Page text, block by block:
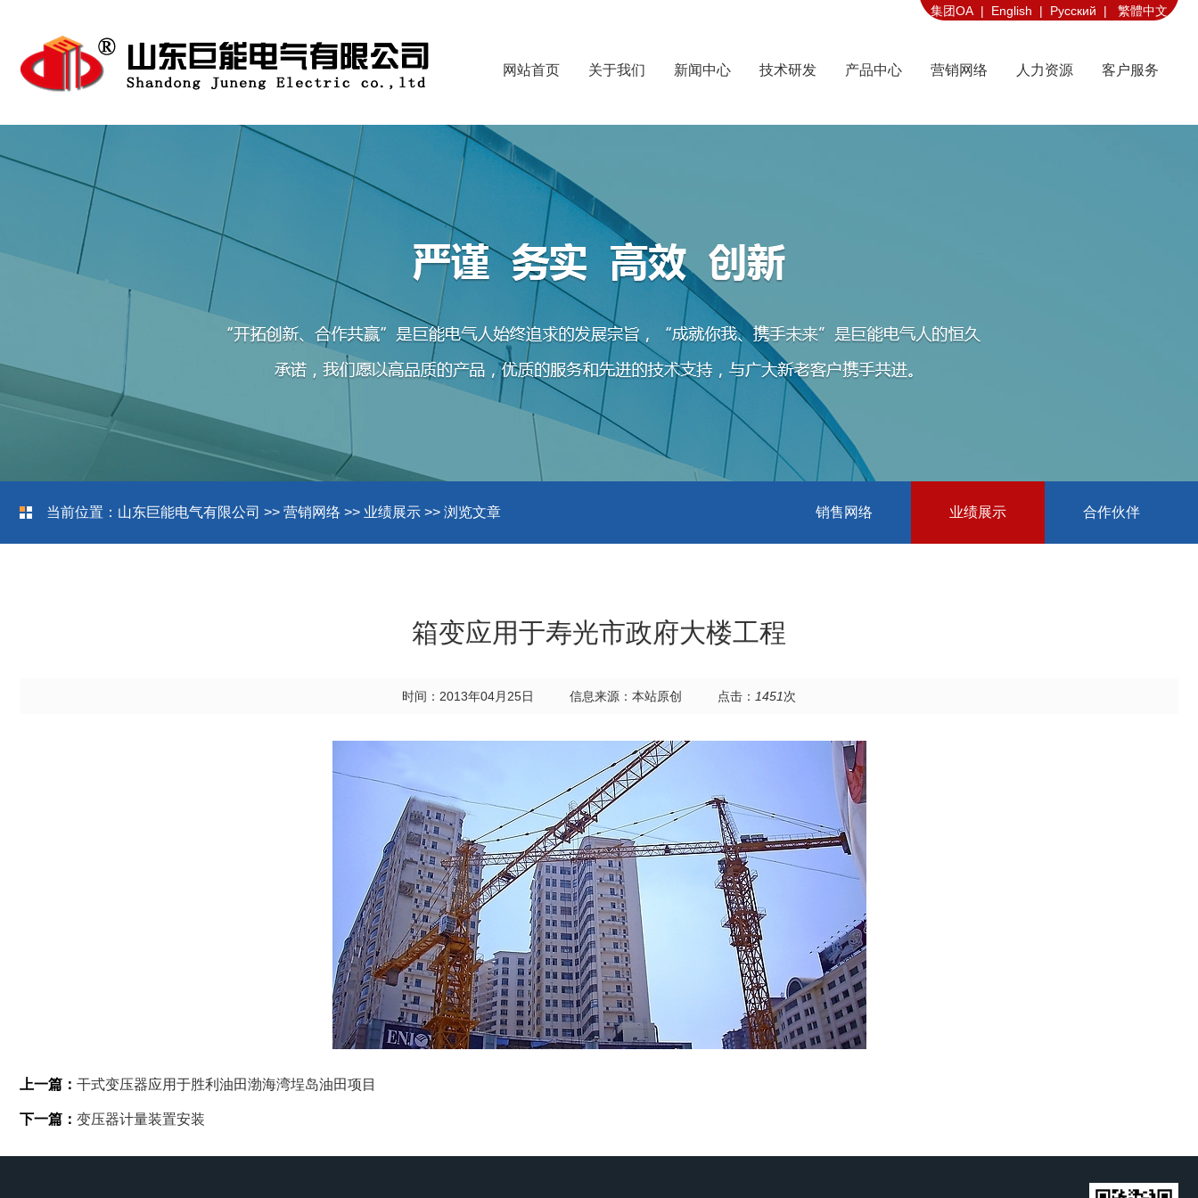
网站首页 关于我们 新闻中心 技术研发 产品中心 营销网络 人力资源 客户服务
集团OA | English | Русский | 繁體中文
当前位置： 山东巨能电气有限公司 >> 营销网络 >> 业绩展示 >> 浏览文章 销售网络 业绩展示 合作伙伴
箱变应用于寿光市政府大楼工程
时间：2013年04月25日 信息来源：本站原创 点击： 1451次
上一篇： 干式变压器应用于胜利油田渤海湾埕岛油田项目
下一篇： 变压器计量装置安装